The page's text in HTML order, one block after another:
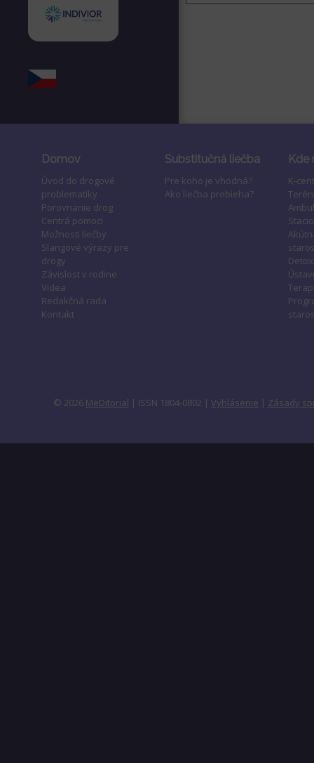
Domov
Úvod do drogové
problematiky
Porovnanie drog
Centrá pomoci
Možnosti liečby
Slangové výrazy pre
drogy
Závislost v rodine
Videa
Redakčná rada
Kontakt
Substitučná liečba
Pre koho je vhodná?
Ako liečba prebieha?
Kde
K-
© 2026 MeDitorial | ISSN 1804-0802 | Vyhlásenie | Zásady